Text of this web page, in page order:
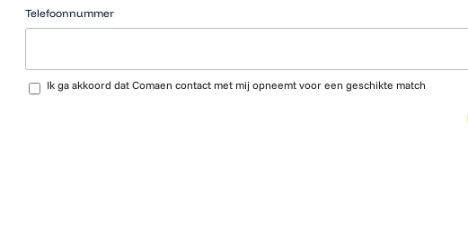
Telefoonnummer
Ik ga akkoord dat Comaen contact met mij opneemt voor een geschikte match